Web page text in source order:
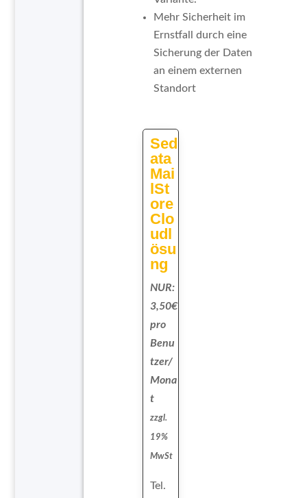
Mehr Sicherheit im
Ernstfall durch eine
Sicherung der Daten
an einem externen
Standort
Sed
ata
Mai
lSt
ore
Clo
udl
ösu
ng
NUR:
3,50€
pro
Benu
tzer/
Mona
t
zzgl.
19%
MwSt
Tel.